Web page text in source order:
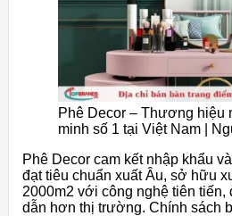
Phê Decor – Thương hiệu
minh số 1 tại Việt Nam |
Phê Decor cam kết nhập khẩu
đạt tiêu chuẩn xuất Âu, sở hữu
2000m2 với công nghệ tiên tiến,
dẫn hơn thị trường. Chính sách